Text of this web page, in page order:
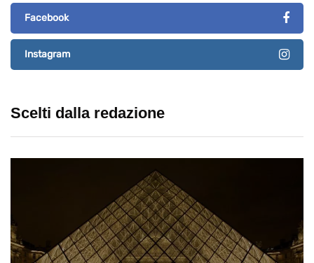
Facebook
Instagram
Scelti dalla redazione